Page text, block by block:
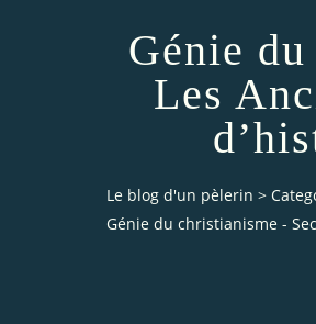
Génie
Les
Le blog d'un pèlerin >
Génie du christianisme -